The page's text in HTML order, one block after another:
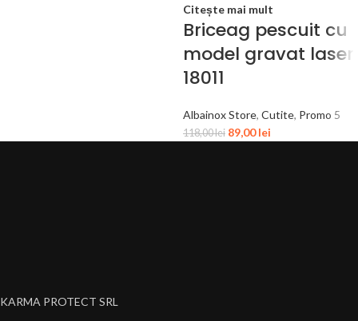
Citește mai mult
Briceag pescuit cu
model gravat laser
18011
Albainox Store, Cutite, Promo 5
118,00lei 89,00lei
KARMA PROTECT SRL